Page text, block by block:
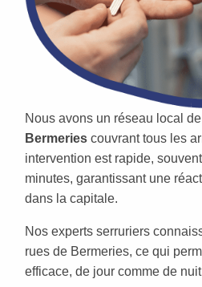
Nous avons un réseau local
Bermeries couvrant tous les
intervention est rapide,
minutes, garantissant une
dans la capitale.
Nos experts serruriers
rues de Bermeries, ce qui
efficace, de jour comme de